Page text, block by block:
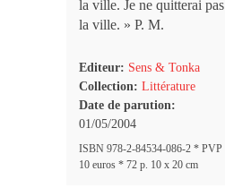
la ville. Je ne quitterai pas
la ville. » P. M.
Editeur: Sens & Tonka
Collection: Littérature
Date de parution:
01/05/2004
ISBN 978-2-84534-086-2 * PVP
10 euros * 72 p. 10 x 20 cm